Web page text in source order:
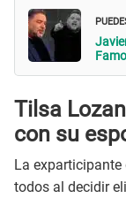
Tilsa
con su
La exparticipante
todos al decidir